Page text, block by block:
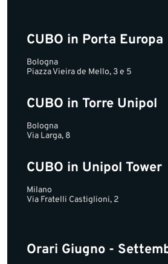
CUBO in Porta Europa
Bologna
Piazza Vieira de Mello, 3 e 5
CUBO in Torre Unipol
Bologna
Via Larga, 8
CUBO in Unipol Tower
Milano
Via Fratelli Castiglioni, 2
Orari Giugno -